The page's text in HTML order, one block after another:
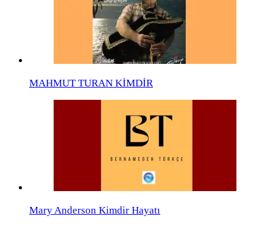
MAHMUT TURAN KİMDİR
Mary Anderson Kimdir Hayatı